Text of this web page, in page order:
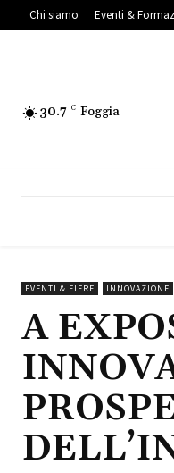
Chi siamo Eventi &
30.7 C Foggia
EVENTI & FIERE INNOVAZIONE
A